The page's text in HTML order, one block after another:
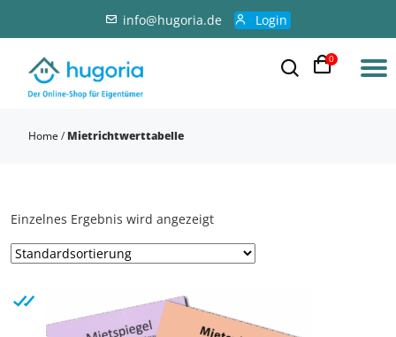
info@hugoria.de Login
0
Home / Mietrichtwerttabelle
Einzelnes Ergebnis wird angezeigt